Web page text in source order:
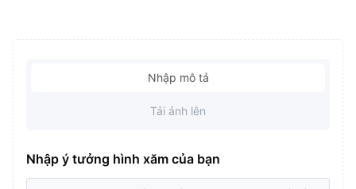
Nhập mô tả
Tải ảnh lên
Nhập ý tưởng hình xăm của bạn